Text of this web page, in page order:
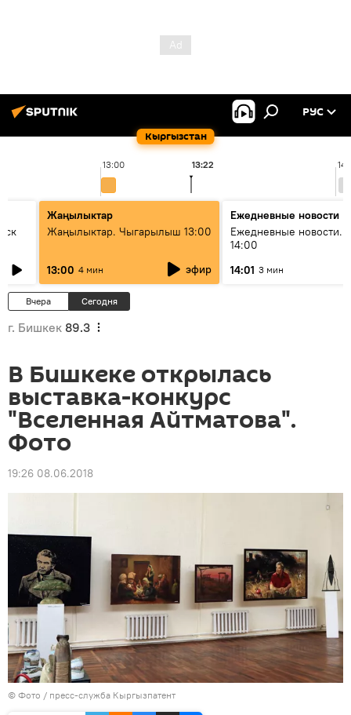
Кыргызстан
РУС
13:00 13:22
Жаңылыктар
Жаңылыктар. Чыгарылыш 13:00
13:00 4 мин эфир
Ежедневные новости
Ежедневные новости.
14:00
14:01 3 мин
Вчера Сегодня
г. Бишкек 89.3
В Бишкеке открылась
выставка-конкурс
"Вселенная Айтматова".
Фото
19:26 08.06.2018
© Фото / пресс-служба Кыргызпатент